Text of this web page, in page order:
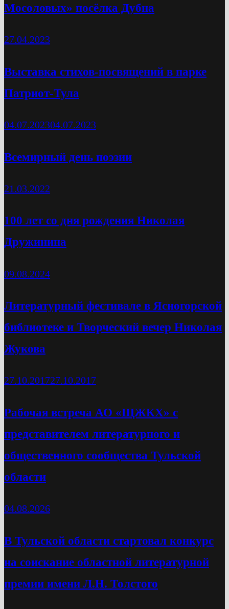
Мосоловых» посёлка Дубна
27.04.2023
Выставка стихов-посвящений в парке
Патриот-Тула
04.07.202304.07.2023
Всемирный день поэзии
21.03.2022
100 лет со дня рождения Николая
Дружинина
09.08.2024
Литературный фестивале в Ясногорской
библиотеке и Творческий вечер Николая
Жукова
27.10.201727.10.2017
Рабочая встреча АО «ЩЖКХ» с
представителем литературного и
общественного сообщества Тульской
области
04.08.2026
В Тульской области стартовал конкурс
на соискание областной литературной
премии имени Л.Н. Толстого